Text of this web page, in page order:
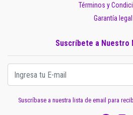
Términos y
Garantía legal
Suscríbete a Nuestro
Suscríbase a nuestra lista de email para